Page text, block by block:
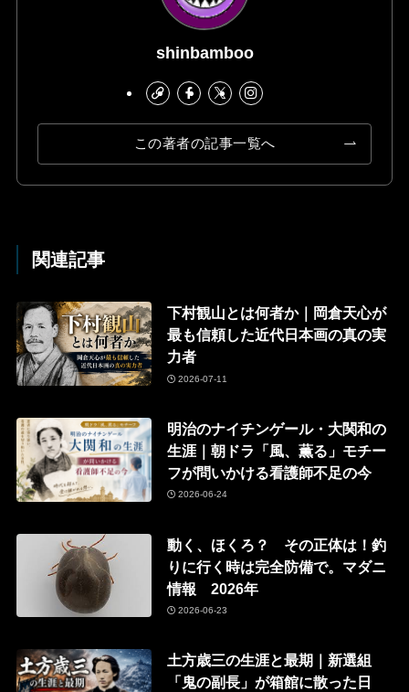
shinbamboo
この著者の記事一覧へ
関連記事
下村観山とは何者か｜岡倉天心が
最も信頼した近代日本画の真の実
力者
2026-07-11
明治のナイチンゲール・大関和の
生涯｜朝ドラ「風、薫る」モチー
フが問いかける看護師不足の今
2026-06-24
動く、ほくろ？ その正体は！釣
りに行く時は完全防備で。マダニ
情報 2026年
2026-06-23
土方歳三の生涯と最期｜新選組
「鬼の副長」が箱館に散った日